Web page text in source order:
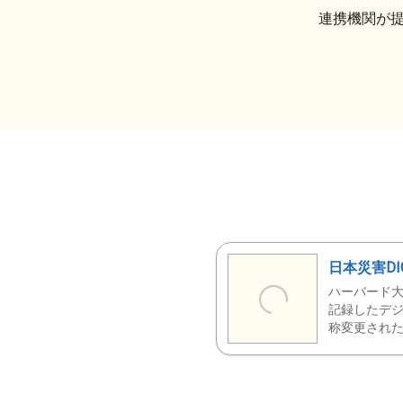
連携機関が
日本災害
ハーバード
記録したデ
称変更された